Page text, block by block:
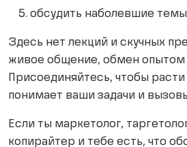
обсудить наболевшие темы
Здесь нет лекций и скучных
живое общение, обмен опытом
Присоединяйтесь, чтобы
понимает ваши задачи и
Если ты маркетолог,
копирайтер и тебе есть, что